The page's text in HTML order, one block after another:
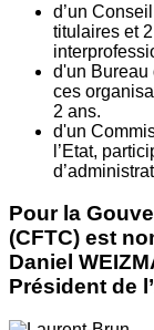
d’un
titulaires et
d'un Bureau
ces
2 ans.
d'un
l’Etat,
Pour la
(CFTC) est
Daniel
Président de